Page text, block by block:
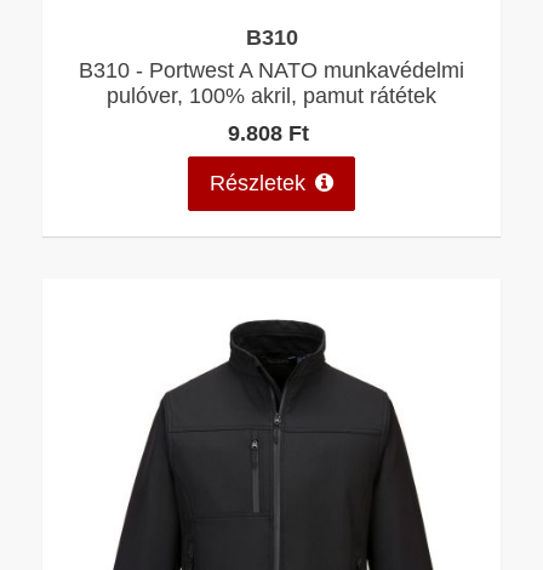
B310
B310 - Portwest A NATO munkavédelmi
pulóver, 100% akril, pamut rátétek
9.808 Ft
Részletek